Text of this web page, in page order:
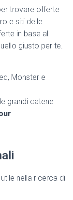
trovare offerte
e siti delle
in base al
giusto per te.
Monster e
grandi catene
nella ricerca di